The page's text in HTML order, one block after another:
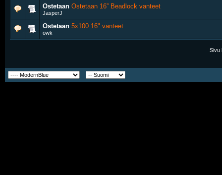
Ostetaan Ostetaan 16” Beadlock vanteet
JasperJ
Ostetaan 5x100 16" vanteet
owk
Sivu